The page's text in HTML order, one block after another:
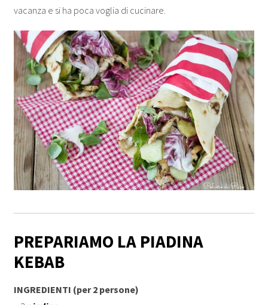
vacanza e si ha poca voglia di cucinare.
PREPARIAMO LA PIADINA
KEBAB
INGREDIENTI (per 2 persone)